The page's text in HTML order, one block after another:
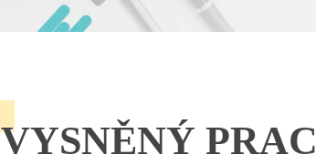
VYSNĚNÝ